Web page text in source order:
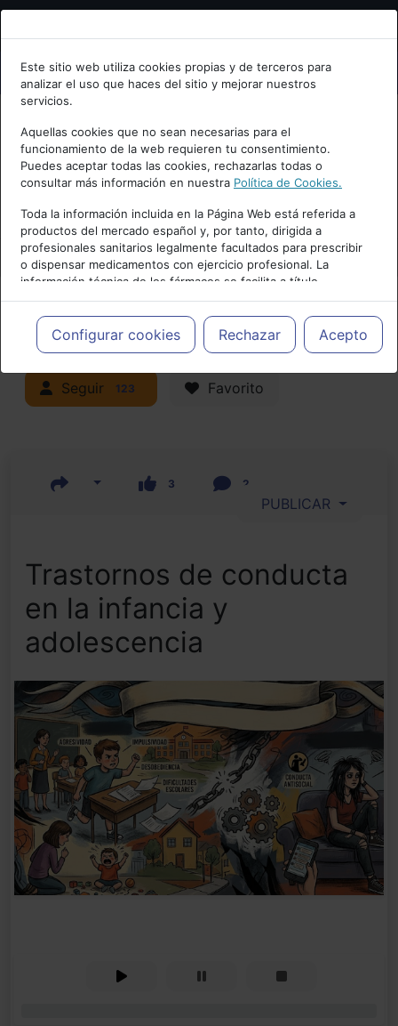
Bienvenid@ a psiquiatria.com
Escribe tu Email
Accede o regístrate con tu email.
Cancelar
Este sitio web utiliza cookies propias y de terceros para
analizar el uso que haces del sitio y mejorar nuestros
servicios.
Aquellas cookies que no sean necesarias para el
funcionamiento de la web requieren tu consentimiento.
Puedes aceptar todas las cookies, rechazarlas todas o
consultar más información en nuestra Política de Cookies.
Toda la información incluida en la Página Web está referida a
productos del mercado español y, por tanto, dirigida a
profesionales sanitarios legalmente facultados para prescribir
o dispensar medicamentos con ejercicio profesional. La
información técnica de los fármacos se facilita a título
meramente informativo, siendo responsabilidad de los
profesionales facultados prescribir medicamentos y decidir, en
cada caso concreto, el tratamiento más adecuado a las
necesidades del paciente.
Configurar cookies Rechazar Acepto
Actualidad y Artículos|Trastornos de
la infancia y adolescencia
Seguir 123 Favorito
3 2
PUBLICAR
Trastornos de conducta
en la infancia y
adolescencia